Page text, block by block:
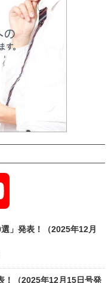
Channel
」発表！（2025年12月
！（2025年12月15日号発